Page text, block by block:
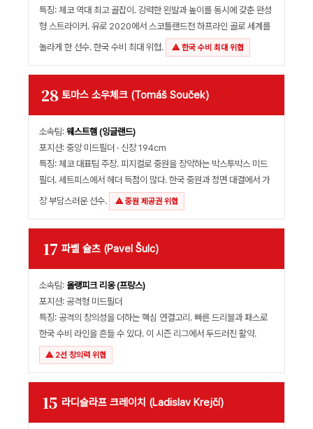
특징: 체코 역대 최고 골잡이. 강력한 왼발과 높이를 동시에 갖춘 완성
형 스트라이커. 유로 2020에서 스코틀랜드전 하프라인 골로 세계를
놀라게 한 선수. 한국 수비 최대 위협.
⚠ 한국 수비 최대 위협
28 토마스 소우체크 (Tomáš Souček)
소속팀:웨스트햄 (잉글랜드)
포지션: 중앙 미드필더 · 신장 194cm
특징: 체코 대표팀 주장. 피지컬로 중원을 장악하는 박스투박스 미드
필더. 세트피스에서 헤더 득점이 많다. 한국 중원과 정면 대결에서 가
장 부담스러운 선수.
⚠ 중원 제공권 위협
17 파벨 슐츠 (Pavel Šulc)
소속팀: 올랭피크 리옹 (프랑스)
포지션: 공격형 미드필더
특징: 공격의 창의성을 더하는 핵심 연결고리. 빠른 드리블과 패스로
한국 수비 라인을 흔들 수 있다. 이 시즌 리그에서 두드러진 활약.
⚠ 2선 창의력 위협
15 라디슬라프 크레이치 (Ladislav Krejčí)